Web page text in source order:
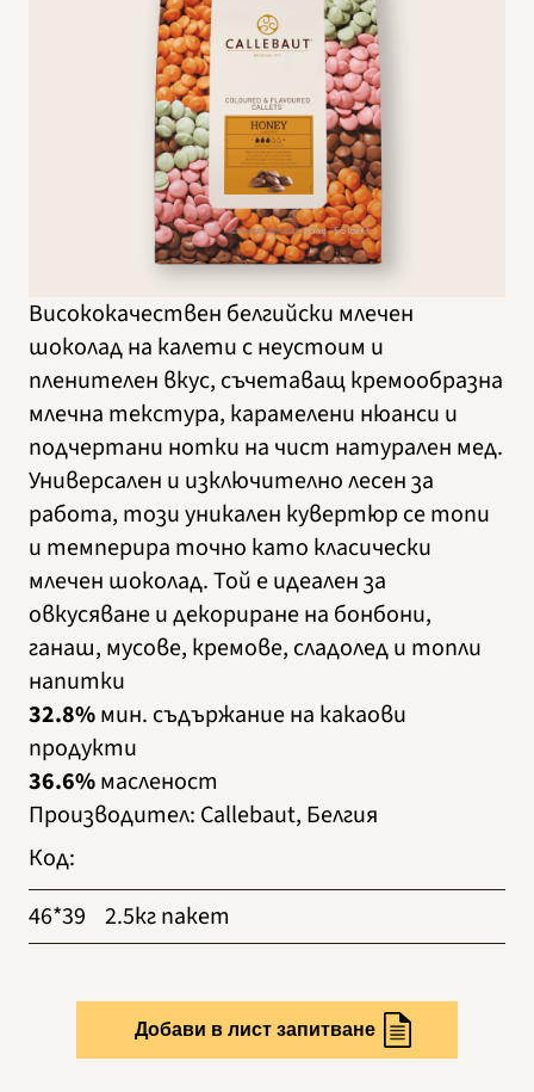
Висококачествен белгийски млечен
шоколад на калети с неустоим и
пленителен вкус, съчетаващ кремообразна
млечна текстура, карамелени нюанси и
подчертани нотки на чист натурален мед.
Универсален и изключително лесен за
работа, този уникален кувертюр се топи
и темперира точно като класически
млечен шоколад. Той е идеален за
овкусяване и декориране на бонбони,
ганаш, мусове, кремове, сладолед и топли
напитки
32.8%мин. съдържание на какаови
продукти
36.6%масленост
Производител: Callebaut, Белгия
Код:
46*39
2.5кг пакет
Добави в лист запитване